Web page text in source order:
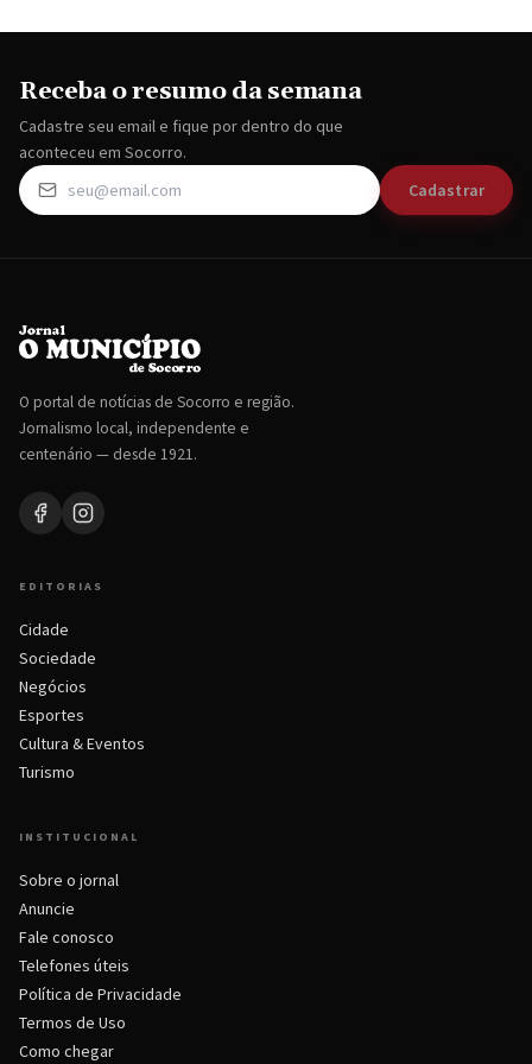
Receba o resumo da semana
Cadastre seu email e fique por dentro do que
aconteceu em Socorro.
Cadastrar
O portal de notícias de Socorro e região.
Jornalismo local, independente e
centenário — desde 1921.
EDITORIAS
Cidade
Sociedade
Negócios
Esportes
Cultura & Eventos
Turismo
INSTITUCIONAL
Sobre o jornal
Anuncie
Fale conosco
Telefones úteis
Política de Privacidade
Termos de Uso
Como chegar